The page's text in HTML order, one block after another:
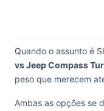
Quando o assunto é
vs Jeep Compass
peso que merecem
Ambas as opções se